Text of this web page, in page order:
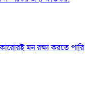
মন রক্ষা করতে পারি